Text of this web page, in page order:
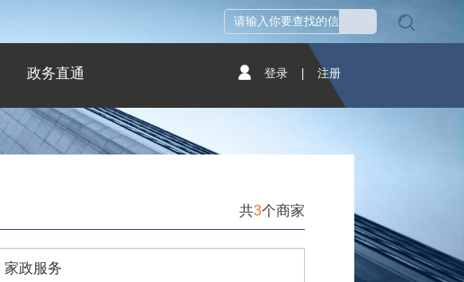
政务直通 登录 注册
共3个商家
家政服务